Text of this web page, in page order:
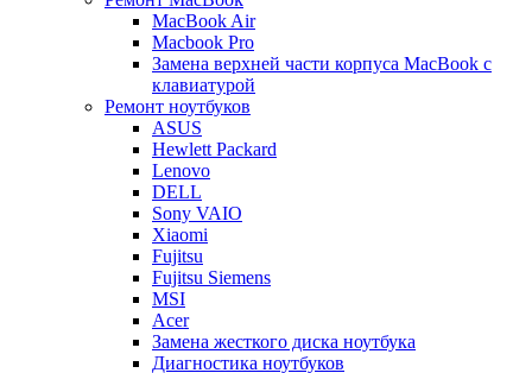
MacBook Air
Macbook Pro
Замена верхней части корпуса MacBook с
клавиатурой
Ремонт ноутбуков
ASUS
Hewlett Packard
Lenovo
DELL
Sony VAIO
Xiaomi
Fujitsu
Fujitsu Siemens
MSI
Acer
Замена жесткого диска ноутбука
Диагностика ноутбуков